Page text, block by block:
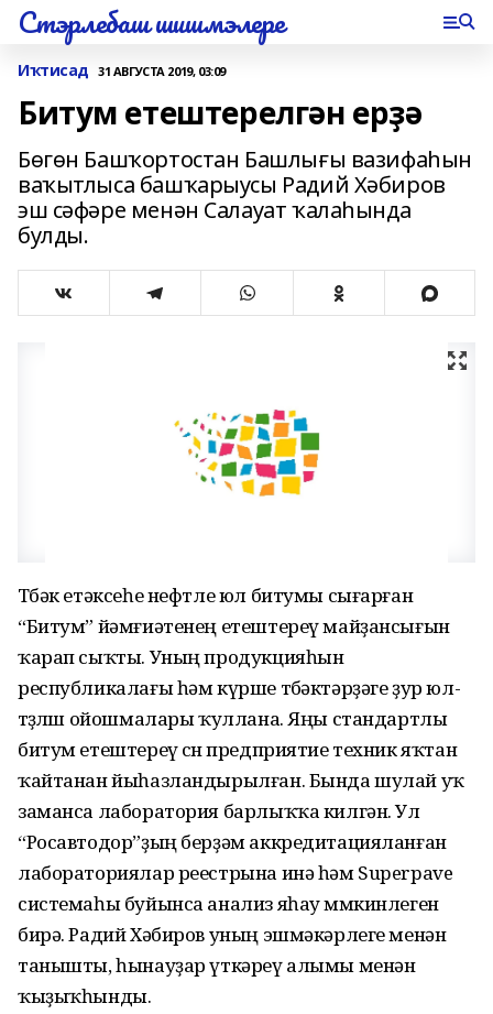
Стэрлебаш шишмэлере
Иҡтисад 31 АВГУСТА 2019, 03:09
Битум етештерелгән ерҙә
Бөгөн Башҡортостан Башлығы вазифаһын
ваҡытлыса башҡарыусы Радий Хәбиров
эш сәфәре менән Салауат ҡалаһында
булды.
Төбәк етәксеһе нефтле юл битумы сығарған
“Битум” йәмғиәтенең етештереү майҙансығын
ҡарап сыҡты. Уның продукцияһын
республикалағы һәм күрше төбәктәрҙәге ҙур юл-
төҙөлөш ойошмалары ҡуллана. Яңы стандартлы
битум етештереү өсөн предприятие техник яҡтан
ҡайтанан йыһазландырылған. Бында шулай уҡ
заманса лаборатория барлыҡҡа килгән. Ул
“Росавтодор”ҙың берҙәм аккредитацияланған
лабораториялар реестрына инә һәм Superpave
системаһы буйынса анализ яһау мөмкинлеген
бирә. Радий Хәбиров уның эшмәкәрлеге менән
танышты, һынауҙар үткәреү алымы менән
ҡыҙыҡһынды.